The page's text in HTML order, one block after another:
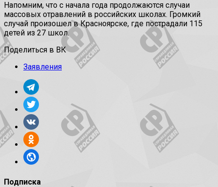
Напомним, что с начала года продолжаются случаи
массовых отравлений в российских школах. Громкий
случай произошел в Красноярске, где пострадали 115
детей из 27 школ.
Поделиться в ВК
Заявления
Подписка